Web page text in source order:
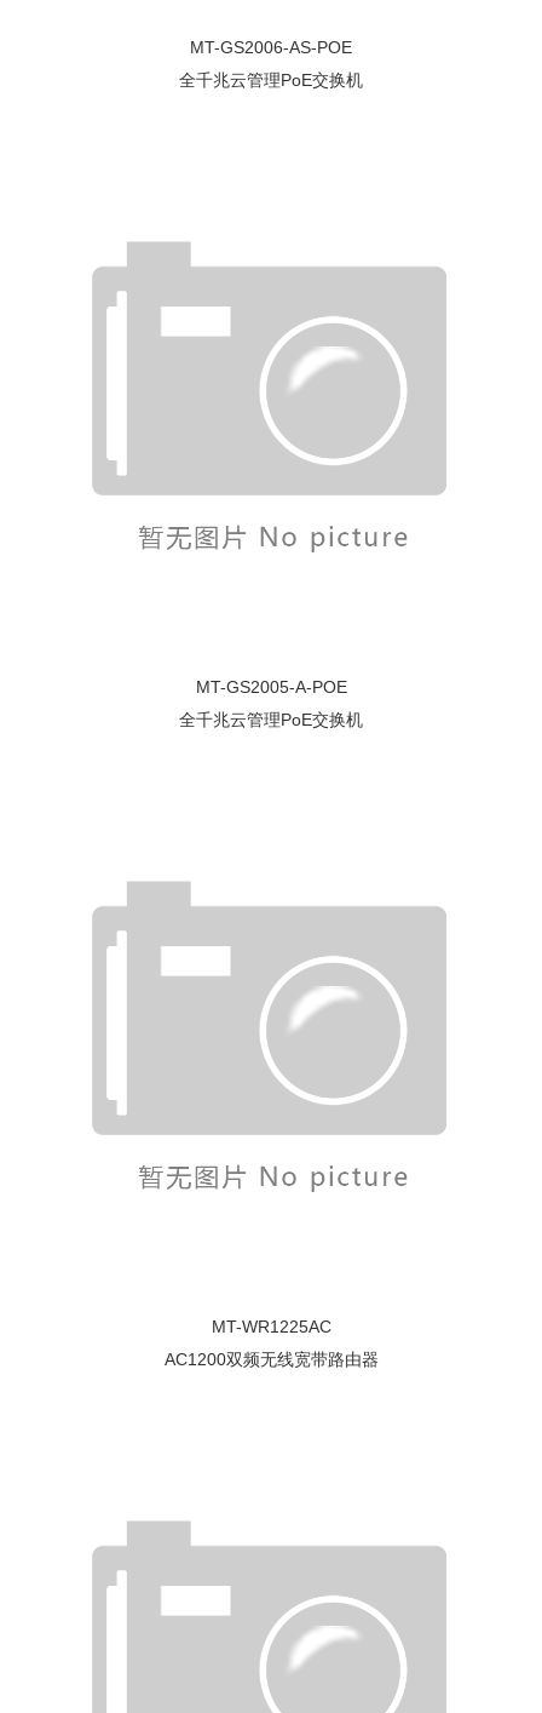
MT-GS2006-AS-POE
全千兆云管理PoE交换机
MT-GS2005-A-POE
全千兆云管理PoE交换机
MT-WR1225AC
AC1200双频无线宽带路由器